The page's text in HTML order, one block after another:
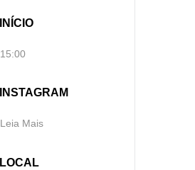
INÍCIO
15:00
INSTAGRAM
Leia Mais
LOCAL